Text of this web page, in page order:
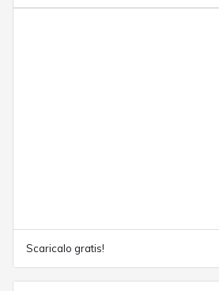
Scaricalo gratis!